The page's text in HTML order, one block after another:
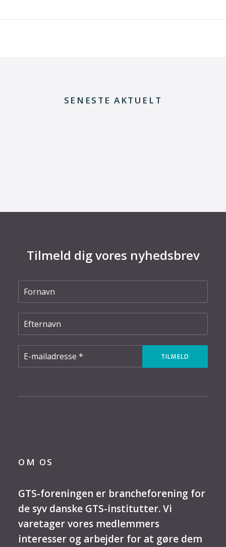
SENESTE AKTUELT
Tilmeld dig vores nyhedsbrev
OM OS
GTS-foreningen er brancheforening for
de syv danske GTS-institutter. Vi
varetager vores medlemmers
interesser og arbejder for at gøre dem